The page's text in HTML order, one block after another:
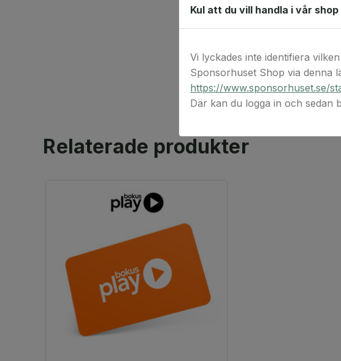
Relaterade produkter
Kul att du vill handla i vår shop
Vi lyckades inte identifiera
Sponsorhuset Shop via denna
https://www.sponsorhuset.se/
Där kan du logga in och sedan